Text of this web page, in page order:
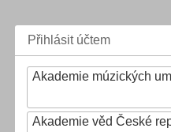
Přihlásit účtem
Akademie múzických
Akademie věd České